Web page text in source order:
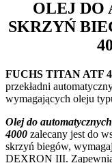
OLEJ DO
SKRZYŃ
FUCHS TITAN ATF
przekładni
wymagających oleju
Olej do
4000 zalecany jest do
skrzyń biegów,
DEXRON III. Zapewnia